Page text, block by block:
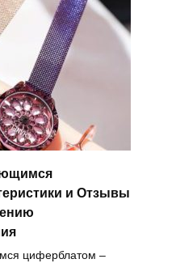
и Отзывы
циферблатом –